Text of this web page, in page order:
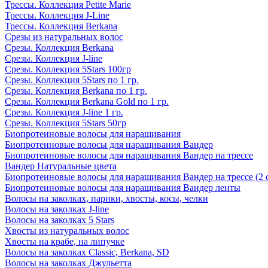
Трессы. Коллекция Petite Marie
Трессы. Коллекция J-Line
Трессы. Коллекция Berkana
Срезы из натуральных волос
Срезы. Коллекция Berkana
Срезы. Коллекция J-line
Срезы. Коллекция 5Stars 100гр
Срезы. Коллекция 5Stars по 1 гр.
Срезы. Коллекция Berkana по 1 гр.
Срезы. Коллекция Berkana Gold по 1 гр.
Срезы. Коллекция J-line 1 гр.
Срезы. Коллекция 5Stars 50гр
Биопротеиновые волосы для наращивания
Биопротеиновые волосы для наращивания Вандер
Биопротеиновые волосы для наращивания Вандер на трессе
Вандер Натуральные цвета
Биопротеиновые волосы для наращивания Вандер на трессе (2
Биопротеиновые волосы для наращивания Вандер ленты
Волосы на заколках, парики, хвосты, косы, челки
Волосы на заколках J-line
Волосы на заколках 5 Stars
Хвосты из натуральных волос
Хвосты на крабе, на липучке
Волосы на заколках Classic, Berkana, SD
Волосы на заколках Джульетта